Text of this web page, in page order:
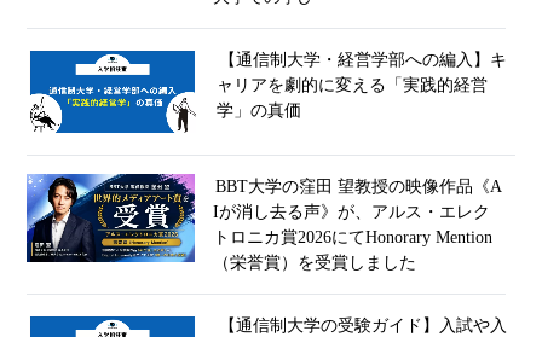
【通信制大学・経営学部への編入】キ
ャリアを劇的に変える「実践的経営
学」の真価
BBT大学の窪田 望教授の映像作品《A
Iが消し去る声》が、アルス・エレク
トロニカ賞2026にてHonorary Mention
（栄誉賞）を受賞しました
【通信制大学の受験ガイド】入試や入